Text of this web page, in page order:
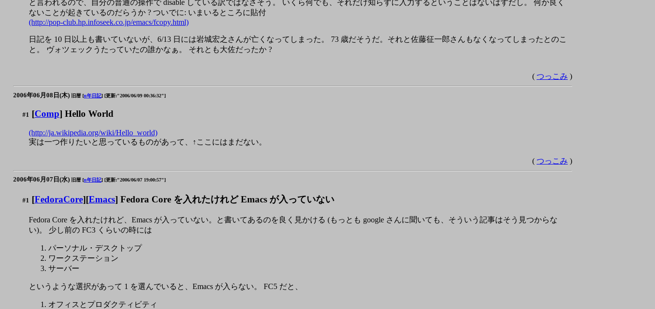
と言われるので、自分の普通の操作で disable している訳ではなさそう。 いくら何でも、それだけ知らずに入力するということはないはずだし。 何か良く
ないことが起きているのだらうか ? ついでに: いまいるところに貼付
(http://pop-club.hp.infoseek.co.jp/emacs/fcopy.html)
日記を 10 日以上も書いていないが、6/13 日には岩城宏之さんが亡くなってしまった。 73 歳だそうだ。それと佐藤征一郎さんもなくなってしまったとのこ
と。 ヴォツェックうたっていたの誰かなぁ。 それとも大佐だったか ?
( つっこみ )
2006年06月08日(木) 旧暦 [n年日記] [更新:"2006/06/09 00:36:32"]
#1 [Comp] Hello World
(http://ja.wikipedia.org/wiki/Hello_world)
実は一つ作りたいと思っているものがあって、↑ここにはまだない。
( つっこみ )
2006年06月07日(水) 旧暦 [n年日記] [更新:"2006/06/07 19:00:57"]
#1 [FedoraCore][Emacs] Fedora Core を入れたけれど Emacs が入っていない
Fedora Core を入れたけれど、Emacs が入っていない。と書いてあるのを良く見かける (もっとも google さんに聞いても、そういう記事はそう見つからな
い)。 少し前の FC3 くらいの時には
パーソナル・デスクトップ
ワークステーション
サーバー
というような選択があって 1 を選んでいると、Emacs が入らない。 FC5 だと、
オフィスとプロダクティビティ